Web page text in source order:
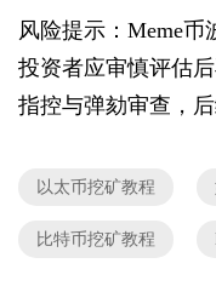
风险提示： Meme币
投资者应审慎评估
指控与弹劾审查，
以太币挖矿教程
比特币挖矿教程